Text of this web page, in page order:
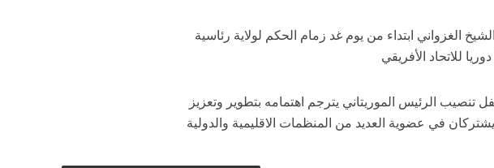
الغزواني ابتداء من يوم غد زمام الحكم لولاية رئاسية
للاتحاد الأفريقي
الرئيس الموريتاني يترجم اهتمامه بتطوير وتعزيز
في عضوية العديد من المنظمات الاقليمية والدولية